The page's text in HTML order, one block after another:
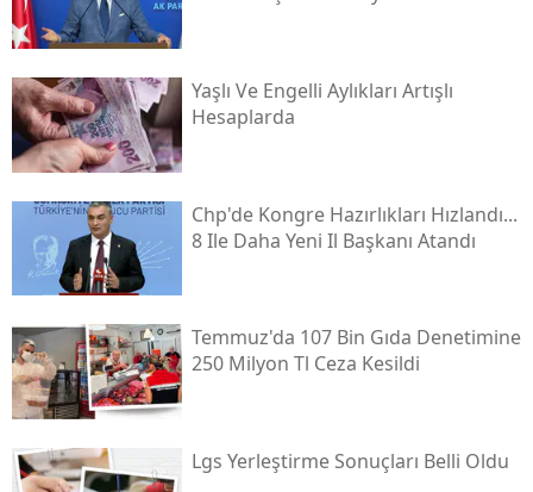
Yaşlı Ve Engelli Aylıkları Artışlı
Hesaplarda
Chp'de Kongre Hazırlıkları Hızlandı...
8 Ile Daha Yeni Il Başkanı Atandı
Temmuz'da 107 Bin Gıda Denetimine
250 Milyon Tl Ceza Kesildi
Lgs Yerleştirme Sonuçları Belli Oldu